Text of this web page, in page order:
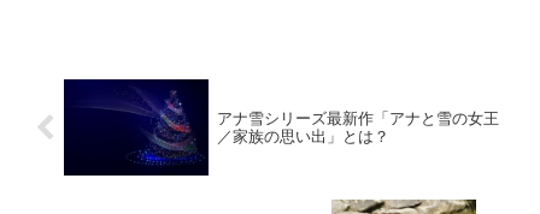
アナ雪シリーズ最新作「アナと雪の女王
／家族の思い出」とは？